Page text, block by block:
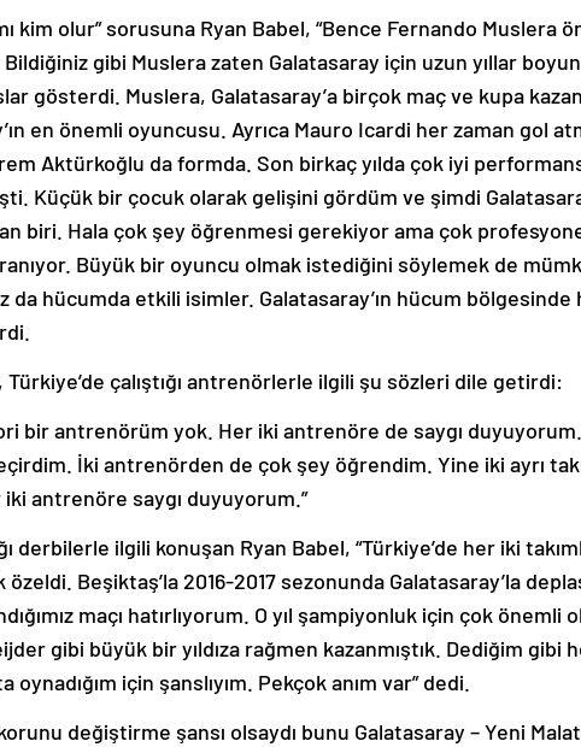
kim olur” sorusuna Ryan Babel, “Bence Fernando Muslera
gibi Muslera zaten Galatasaray için uzun yıllar
gösterdi. Muslera, Galatasaray’a birçok maç ve kupa
en önemli oyuncusu. Ayrıca Mauro Icardi her zaman gol
Aktürkoğlu da formda. Son birkaç yılda çok iyi
Küçük bir çocuk olarak gelişini gördüm ve şimdi
biri. Hala çok şey öğrenmesi gerekiyor ama çok
Büyük bir oyuncu olmak istediğini söylemek de
da hücumda etkili isimler. Galatasaray’ın hücum
Türkiye’de çalıştığı antrenörlerle ilgili şu sözleri dile getirdi:
bir antrenörüm yok. Her iki antrenöre de saygı
İki antrenörden de çok şey öğrendim. Yine iki ayrı
antrenöre saygı duyuyorum.”
derbilerle ilgili konuşan Ryan Babel, “Türkiye’de her iki
Beşiktaş’la 2016-2017 sezonunda Galatasaray’la
maçı hatırlıyorum. O yıl şampiyonluk için çok önemli
gibi büyük bir yıldıza rağmen kazanmıştık. Dediğim gibi
oynadığım için şanslıyım. Pekçok anım var” dedi.
değiştirme şansı olsaydı bunu Galatasaray – Yeni